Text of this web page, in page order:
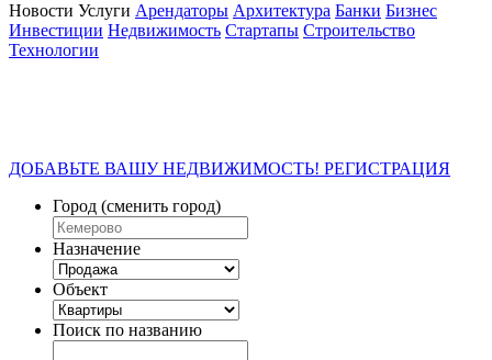
Новости Услуги Арендаторы Архитектура Банки Бизнес
Инвестиции Недвижимость Стартапы Строительство
Технологии
ДОБАВЬТЕ ВАШУ НЕДВИЖИМОСТЬ! РЕГИСТРАЦИЯ
Город (сменить город)
Назначение
Объект
Поиск по названию